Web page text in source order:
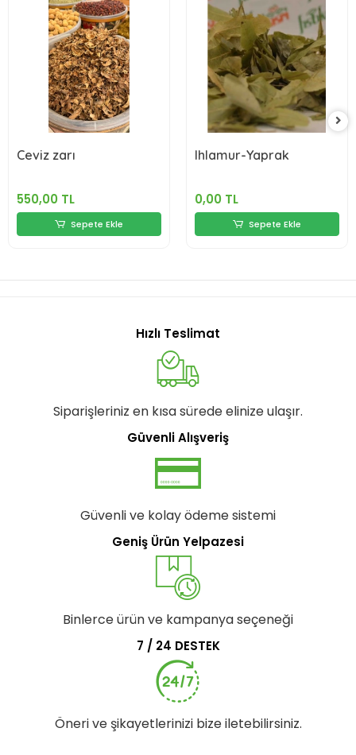
Ceviz zarı
550,00 TL
Sepete Ekle
Ihlamur-Yaprak
0,00 TL
Sepete Ekle
Hızlı Teslimat
Siparişleriniz en kısa sürede elinize ulaşır.
Güvenli Alışveriş
Güvenli ve kolay ödeme sistemi
Geniş Ürün Yelpazesi
Binlerce ürün ve kampanya seçeneği
7 / 24 DESTEK
Öneri ve şikayetlerinizi bize iletebilirsiniz.